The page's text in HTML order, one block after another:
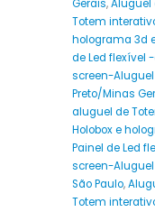
Gerais,Aluguel
Totem
holograma 3d
de Led flexível
screen-
Preto/Minas
aluguel de
Holobox e
Painel de Led
screen-
São Paulo,
Totem